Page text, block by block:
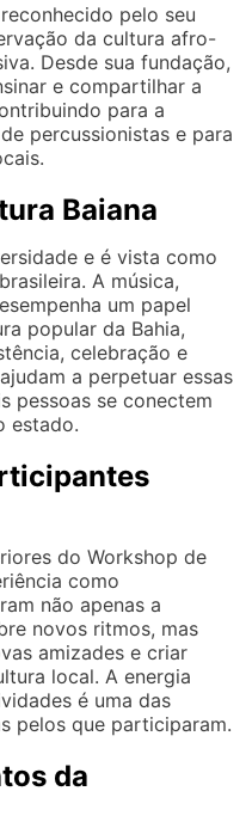
pelo seu
da cultura afro-
Desde sua fundação,
e compartilhar a
para a
percussionistas e para
Baiana
e é vista como
A música,
um papel
popular da Bahia,
celebração e
a perpetuar essas
pessoas se conectem
estado.
do Workshop de
como
não apenas a
novos ritmos, mas
amizades e criar
local. A energia
é uma das
pelos que participaram.
da